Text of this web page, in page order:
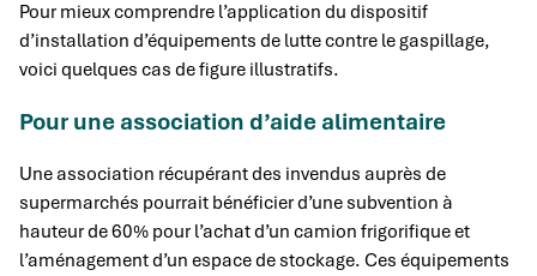
Pour mieux comprendre l’application du dispositif
d’installation d’équipements de lutte contre le gaspillage,
voici quelques cas de figure illustratifs.
Pour une association d’aide alimentaire
Une association récupérant des invendus auprès de
supermarchés pourrait bénéficier d’une subvention à
hauteur de 60% pour l’achat d’un camion frigorifique et
l’aménagement d’un espace de stockage. Ces équipements